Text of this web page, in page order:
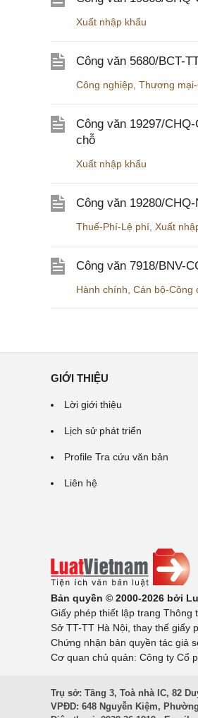
Xuất nhập khẩu
Công văn 5680/BCT-
Công nghiệp Thương
Công văn 19297/
chỗ
Xuất nhập khẩu
Công văn 19280/
Thuế-Phí-Lệ phí Xuất
Công văn 7918/BNV-
Hành chính Cán bộ-Công
GIỚI THIỆU
Lời giới thiệu
Lịch sử phát triển
Profile Tra cứu văn bản
Liên hệ
Bản quyền © 2000-2026 bởi
Giấy phép thiết lập trang
Sở TT-TT Hà Nội, thay thế giấy
Chứng nhận bản quyền tác giả
Cơ quan chủ quản: Công ty Cổ
Trụ sở: Tầng 3, Toà nhà IC, 82
VPĐD: 648 Nguyễn Kiệm,